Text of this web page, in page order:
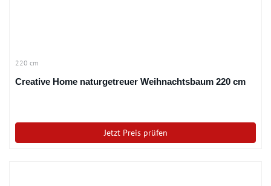
220 cm
Creative Home naturgetreuer Weihnachtsbaum 220 cm
Jetzt Preis prüfen